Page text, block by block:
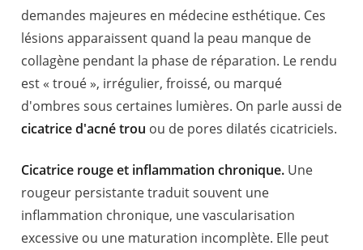
demandes majeures en médecine esthétique. Ces
lésions apparaissent quand la peau manque de
collagène pendant la phase de réparation. Le rendu
est « troué », irrégulier, froissé, ou marqué
d'ombres sous certaines lumières. On parle aussi de
cicatrice d'acné trou ou de pores dilatés cicatriciels.
Cicatrice rouge et inflammation chronique. Une
rougeur persistante traduit souvent une
inflammation chronique, une vascularisation
excessive ou une maturation incomplète. Elle peut